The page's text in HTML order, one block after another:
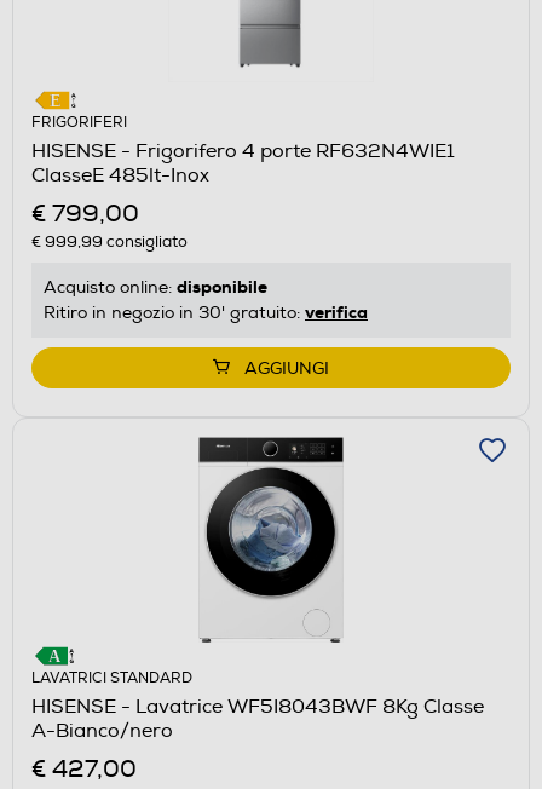
FRIGORIFERI
HISENSE - Frigorifero 4 porte RF632N4WIE1
ClasseE 485lt-Inox
€ 799,00
€ 999,99 consigliato
Acquisto online: disponibile
Ritiro in negozio in 30' gratuito: verifica
AGGIUNGI
LAVATRICI STANDARD
HISENSE - Lavatrice WF5I8043BWF 8Kg Classe
A-Bianco/nero
€ 427,00